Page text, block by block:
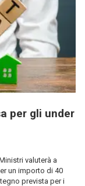
per gli under
valuterà a
un importo di 40
prevista per i